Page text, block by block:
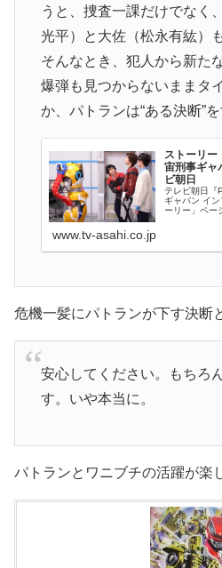
うと、捜査一課だけでなく
光平）と大佐（松永有紘）
そんなとき、犯人から新た
爆弾も見つからないままタ
か、パトランは“ある決断”
ストーリー
宙刑事ギャ
ビ朝日
テレビ朝日『
ギャバン イ
ーリー」ペー
www.tv-asahi.co.jp
危機一髪にパトランが下す決断
安心してください。もちろ
す。いや本当に。
パトランとワニブチの活躍が楽